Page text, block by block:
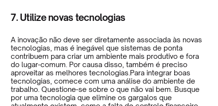
7. Utilize novas tecnologias
A inovação não deve ser diretamente associada às novas
tecnologias, mas é inegável que sistemas de ponta
contribuem para criar um ambiente mais produtivo e fora
do lugar-comum. Por causa disso, também é preciso
aproveitar as melhores tecnologias.Para integrar boas
tecnologias, comece com uma análise do ambiente de
trabalho. Questione-se sobre o que não vai bem. Busque
por uma tecnologia que elimine os gargalos que